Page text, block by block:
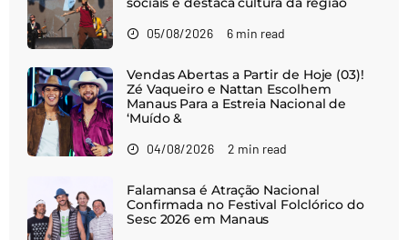
05/08/2026 6 min read
Vendas Abertas a Partir de Hoje (03)!
Zé Vaqueiro e Nattan Escolhem
Manaus Para a Estreia Nacional de
‘Muído &
04/08/2026 2 min read
Falamansa é Atração Nacional
Confirmada no Festival Folclórico do
Sesc 2026 em Manaus